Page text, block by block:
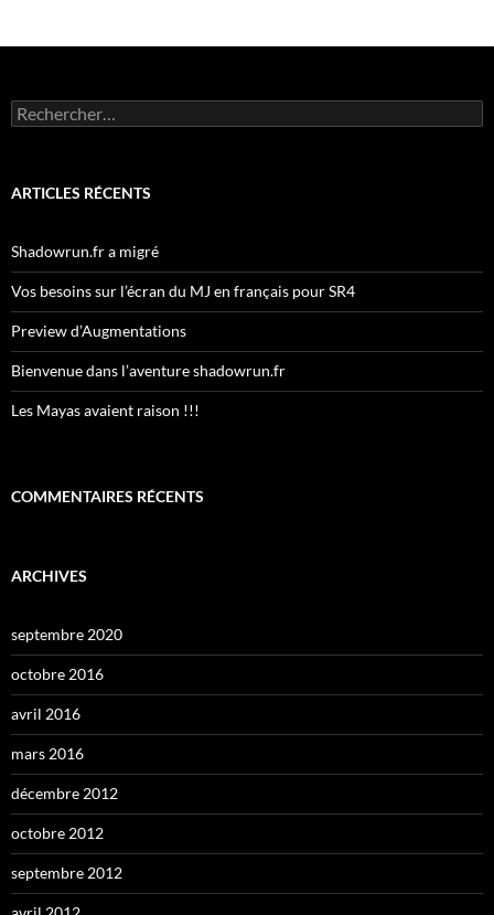
Rechercher :
ARTICLES RÉCENTS
Shadowrun.fr a migré
Vos besoins sur l’écran du MJ en français pour SR4
Preview d’Augmentations
Bienvenue dans l’aventure shadowrun.fr
Les Mayas avaient raison !!!
COMMENTAIRES RÉCENTS
ARCHIVES
septembre 2020
octobre 2016
avril 2016
mars 2016
décembre 2012
octobre 2012
septembre 2012